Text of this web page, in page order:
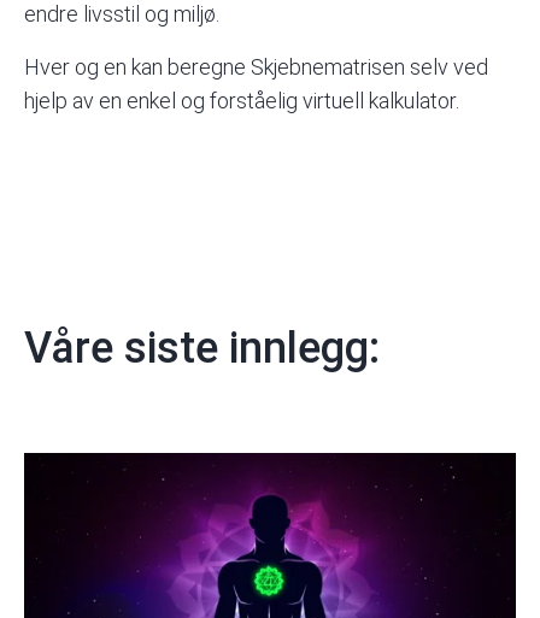
endre livsstil og miljø.
Hver og en kan beregne Skjebnematrisen selv ved
hjelp av en enkel og forståelig virtuell kalkulator.
Våre siste innlegg: